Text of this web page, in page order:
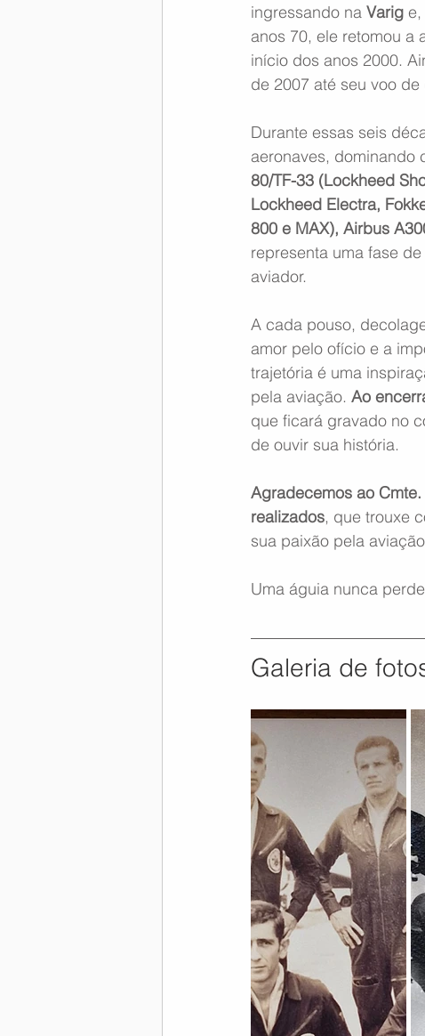
ingressando na Varig
anos 70, ele retomou a
início dos anos 2000.
de 2007 até seu voo
Durante essas seis
aeronaves, dominando
80/TF-33 (Lockheed
Lockheed Electra,
800 e MAX), Airbus
representa uma fase
aviador.
A cada pouso,
amor pelo ofício e a
trajetória é uma
pela aviação. Ao
que ficará gravado no
de ouvir sua história.
Agradecemos ao
realizados, que trouxe
sua paixão pela
Uma águia nunca
Galeria de